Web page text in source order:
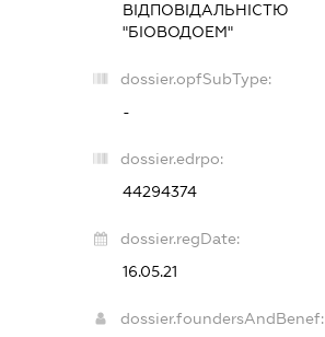
ВІДПОВІДАЛЬНІСТЮ
"БІОВОДОЕМ"
dossier.opfSubType:
-
dossier.edrpo:
44294374
dossier.regDate:
16.05.21
dossier.foundersAndBenef: